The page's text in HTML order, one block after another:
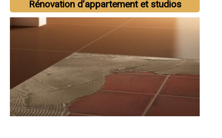
Rénovation d’appartement et studios